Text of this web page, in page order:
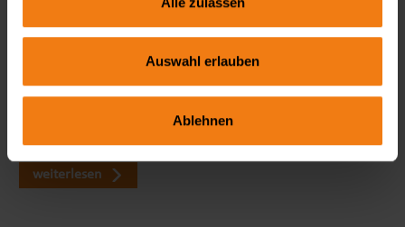
Auswahl erlauben
Ablehnen
Wie blickdicht ist eine Seitenmarkise wirklich? Welche Höhe
unserem großen FAQ erfährst du alles, was du vor dem Kauf
weiterlesen